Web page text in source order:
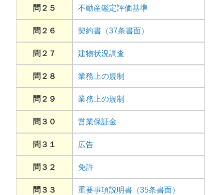
問２５ 不動産鑑定評価基準
問２６ 契約書（37条書面）
問２７ 建物状況調査
問２８ 業務上の規制
問２９ 業務上の規制
問３０ 営業保証金
問３１ 広告
問３２ 免許
問３３ 重要事項説明書（35条書面）